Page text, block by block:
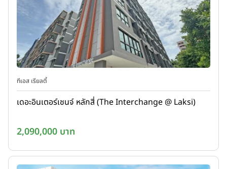
ทีเอส เรียลตี้
เดอะอินเตอร์เชนจ์ หลักสี่ (The Interchange @ Laksi)
2,090,000 บาท